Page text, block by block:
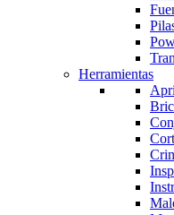
Herramientas